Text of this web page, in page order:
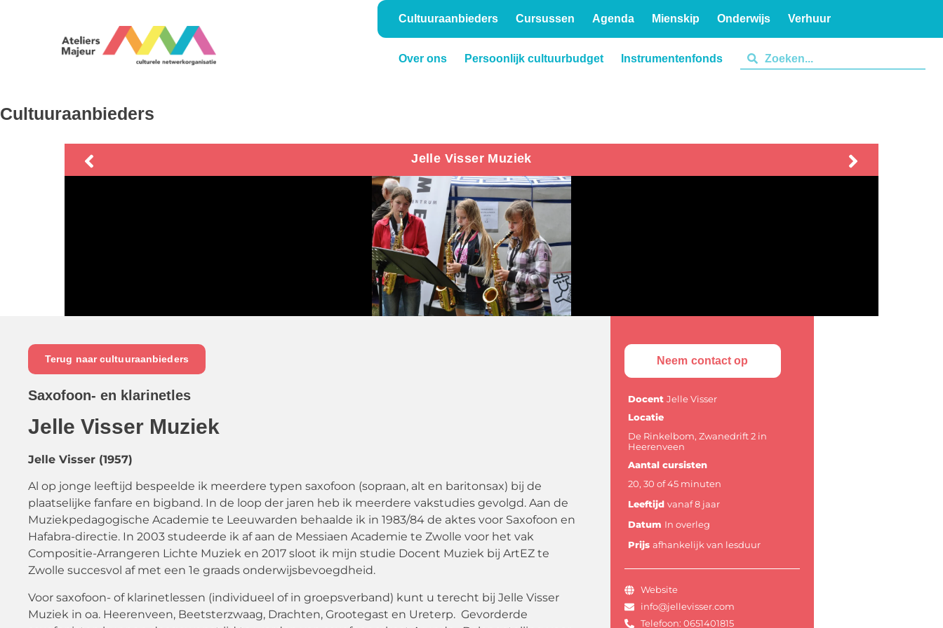
Cultuuraanbieders Cursussen Agenda Mienskip Onderwijs Verhuur
Over ons Persoonlijk cultuurbudget
Instrumentenfonds
Cultuuraanbieders
Jelle Visser Muziek
Terug naar cultuuraanbieders
Saxofoon- en klarinetles
Jelle Visser Muziek
Jelle Visser (1957)
Al op jonge leeftijd bespeelde ik meerdere typen saxofoon (sopraan, alt en baritonsax) bij de
plaatselijke fanfare en bigband. In de loop der jaren heb ik meerdere vakstudies gevolgd. Aan de
Muziekpedagogische Academie te Leeuwarden behaalde ik in 1983/84 de aktes voor Saxofoon en
Hafabra-directie. In 2003 studeerde ik af aan de Messiaen Academie te Zwolle voor het vak
Compositie-Arrangeren Lichte Muziek en 2017 sloot ik mijn studie Docent Muziek bij ArtEZ te
Zwolle succesvol af met een 1e graads onderwijsbevoegdheid.
Voor saxofoon- of klarinetlessen (individueel of in groepsverband) kunt u terecht bij Jelle Visser
Muziek in oa. Heerenveen, Beetsterzwaag, Drachten, Grootegast en Ureterp. Gevorderde
Neem contact op
Docent Jelle Visser
Locatie
De Rinkelbom, Zwanedrift 2 in
Heerenveen
Aantal cursisten
20, 30 of 45 minuten
Leeftijd vanaf 8 jaar
Datum In overleg
Prijs afhankelijk van lesduur
Website
info@jellevisser.com
Telefoon: 0651401815